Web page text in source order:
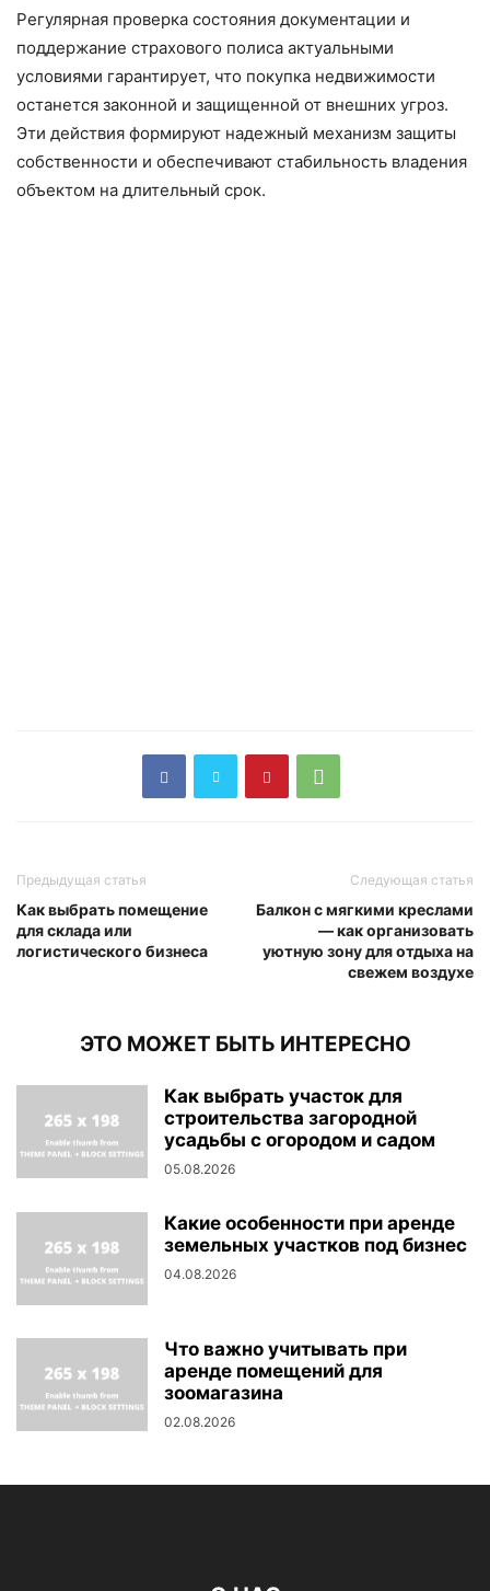
Регулярная проверка состояния документации и
поддержание страхового полиса актуальными
условиями гарантирует, что покупка недвижимости
останется законной и защищенной от внешних угроз.
Эти действия формируют надежный механизм защиты
собственности и обеспечивают стабильность владения
объектом на длительный срок.
Предыдущая статья
Как выбрать помещение
для склада или
логистического бизнеса
Следующая статья
Балкон с мягкими креслами
— как организовать
уютную зону для отдыха на
свежем воздухе
ЭТО МОЖЕТ БЫТЬ ИНТЕРЕСНО
Как выбрать участок для
строительства загородной
усадьбы с огородом и садом
05.08.2026
Какие особенности при аренде
земельных участков под бизнес
04.08.2026
Что важно учитывать при
аренде помещений для
зоомагазина
02.08.2026